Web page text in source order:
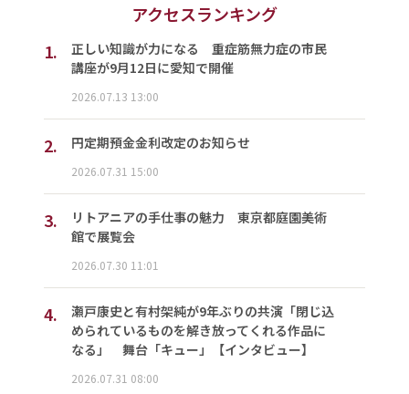
アクセスランキング
1.
正しい知識が力になる 重症筋無力症の市民
講座が9月12日に愛知で開催
2026.07.13 13:00
2. 円定期預金金利改定のお知らせ
2026.07.31 15:00
3.
リトアニアの手仕事の魅力 東京都庭園美術
館で展覧会
2026.07.30 11:01
4.
瀬戸康史と有村架純が9年ぶりの共演「閉じ込
められているものを解き放ってくれる作品に
なる」 舞台「キュー」【インタビュー】
2026.07.31 08:00